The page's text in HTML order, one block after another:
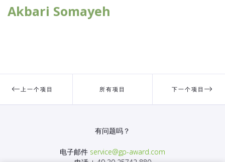
Akbari Somayeh
上一个项目 所有项目 下一个项目
有问题吗？
电子邮件 service@gp-award.com